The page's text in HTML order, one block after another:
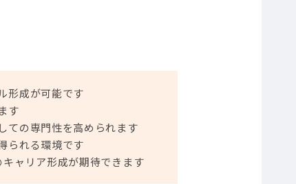
形成が可能です
す
ての専門性を高められます
られる環境です
ャリア形成が期待できます